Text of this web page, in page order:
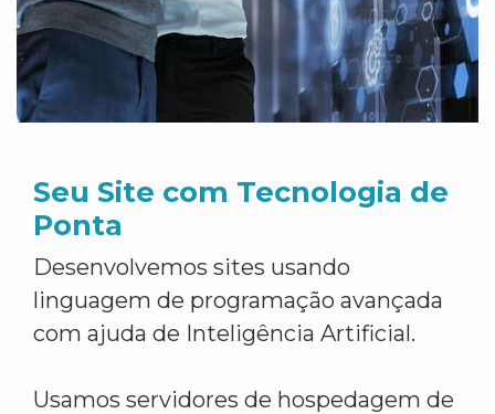
Seu Site com Tecnologia de
Ponta
Desenvolvemos sites usando
linguagem de programação avançada
com ajuda de Inteligência Artificial.
Usamos servidores de hospedagem de